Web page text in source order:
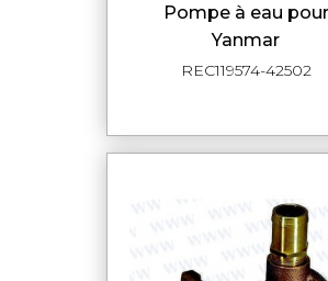
Pompe à eau pour
Yanmar
REC119574-42502